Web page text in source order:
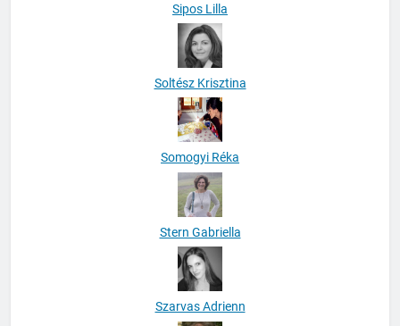
Sipos Lilla
Soltész Krisztina
Somogyi Réka
Stern Gabriella
Szarvas Adrienn